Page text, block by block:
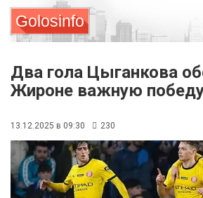
Golosinfo
Два гола Цыганкова
Жироне важную
13.12.2025 в 09:30 230